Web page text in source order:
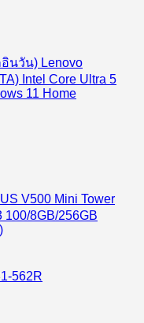
นวัน) Lenovo
Intel Core Ultra 5
11 Home
V500 Mini Tower
100/8GB/256GB